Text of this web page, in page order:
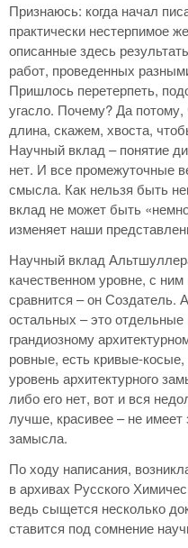
Признаюсь: когда начал
практически нестерпимое
описанные здесь
работ, проведенных
Пришлось перетерпеть,
угасло. Почему? Да
длина, скажем, хвоста,
Научный вклад – понятие
нет. И все промежуточные
смысла. Как нельзя быть
вклад не может быть
изменяет наши
Научный вклад
качественном уровне, с
сравнится – он Создатель.
остальных – это отдельные
грандиозному
ровные, есть кривые-
уровень архитектурного
либо его нет, вот и вся
лучше, красивее – не имеет
замысла.
По ходу написания,
в архивах Русского
ведь сыщется несколько
ставится под сомнение